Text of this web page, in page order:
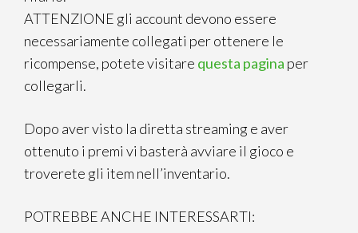
ATTENZIONE gli account devono essere
necessariamente collegati per ottenere le
ricompense, potete visitare questa pagina per
collegarli.
Dopo aver visto la diretta streaming e aver
ottenuto i premi vi basterà avviare il gioco e
troverete gli item nell’inventario.
POTREBBE ANCHE INTERESSARTI: